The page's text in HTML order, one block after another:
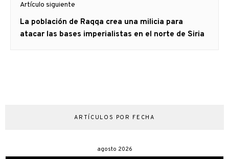
Artículo siguiente
Artículo
siguiente:
La población de Raqqa crea una milicia para
atacar las bases imperialistas en el norte de Siria
ARTÍCULOS POR FECHA
agosto 2026